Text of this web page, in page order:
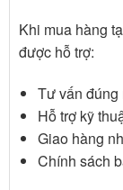
Khi mua hàng
được hỗ trợ:
Tư vấn đúng
Hỗ trợ kỹ
Giao hàng
Chính sách